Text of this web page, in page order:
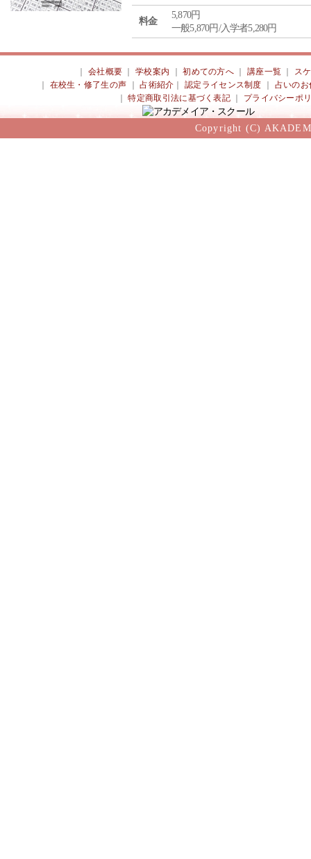
料金
5,870円
一般5,870円/入学者5,280円
会社概要 ｜学校案内 ｜初めての方へ 講座一覧
ス
在校生・修了生の声 ｜占術紹介 ｜認定ライセンス制度
占いのお
｜特定商取引法に基づく表記 プライバシーポ
Copyright (C)